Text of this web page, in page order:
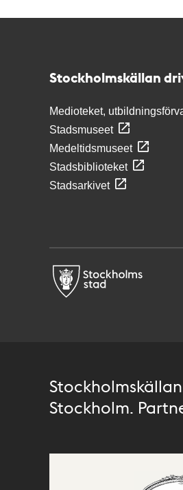
Stockholmskällan
Medioteket,
Stadsmuseet
Medeltidsmuseet
Stadsbiblioteket
Stadsarkivet
Stockholm.